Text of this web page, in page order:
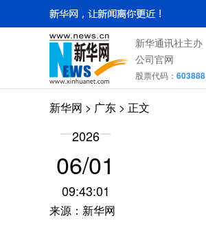
新华通讯社主办
公司官网
股票代码： 603888
新华网 > 广东 > 正文
2026
06/01
09:43:01
来源：新华网